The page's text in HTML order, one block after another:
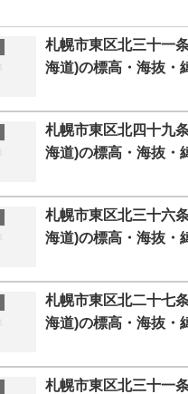
札幌市東区北三十一
海道)の標高・海抜・
札幌市東区北四十九
海道)の標高・海抜・
札幌市東区北三十六
海道)の標高・海抜・
札幌市東区北二十七
海道)の標高・海抜・
札幌市東区北三十一